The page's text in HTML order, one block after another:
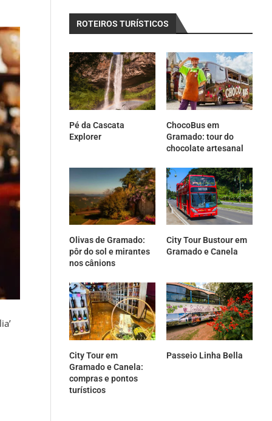
ROTEIROS TURÍSTICOS
Pé da Cascata
Explorer
ChocoBus em
Gramado: tour do
chocolate artesanal
Olivas de Gramado:
pôr do sol e mirantes
nos cânions
City Tour Bustour em
Gramado e Canela
City Tour em
Gramado e Canela:
compras e pontos
turísticos
Passeio Linha Bella